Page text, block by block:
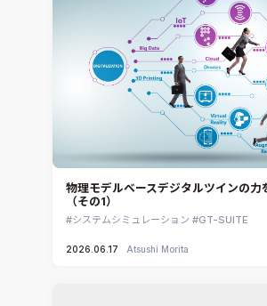
CAEエンジニアリングコンサルティング
CAE分野におけるAIコンサルティング
システム構築と開発
SIMULIA Abaqus Unified FEA
Simcenter Flotherm
Simcenter Flotherm XT
Ansys Electronics
Simcenter 3D Acoustics
Rocky
CATIA V5 Analysis
Ansys EnSight
物理モデルベースデジタルツインの力
（その1）
システムシミュレーション GT-SUITE
2026.06.17 Atsushi Morita